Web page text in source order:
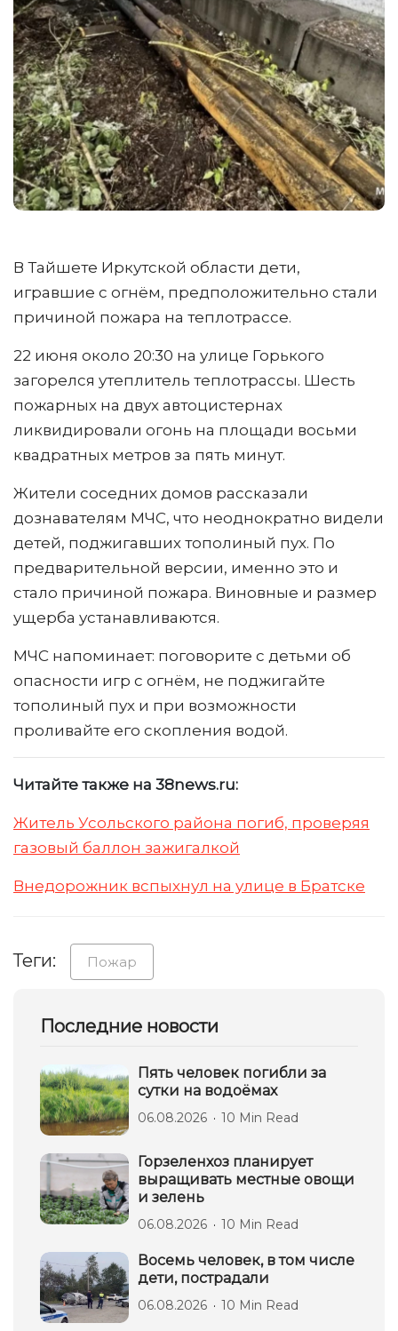
В Тайшете Иркутской области дети,
игравшие с огнём, предположительно стали
причиной пожара на теплотрассе.
22 июня около 20:30 на улице Горького
загорелся утеплитель теплотрассы. Шесть
пожарных на двух автоцистернах
ликвидировали огонь на площади восьми
квадратных метров за пять минут.
Жители соседних домов рассказали
дознавателям МЧС, что неоднократно видели
детей, поджигавших тополиный пух. По
предварительной версии, именно это и
стало причиной пожара. Виновные и размер
ущерба устанавливаются.
МЧС напоминает: поговорите с детьми об
опасности игр с огнём, не поджигайте
тополиный пух и при возможности
проливайте его скопления водой.
Читайте также на 38news.ru:
Житель Усольского района погиб, проверяя
газовый баллон зажигалкой
Внедорожник вспыхнул на улице в Братске
Теги: Пожар
Последние новости
Пять человек погибли за
сутки на водоёмах
06.08.2026 10 Min Read
Горзеленхоз планирует
выращивать местные овощи
и зелень
06.08.2026 10 Min Read
Восемь человек, в том числе
дети, пострадали
06.08.2026 10 Min Read